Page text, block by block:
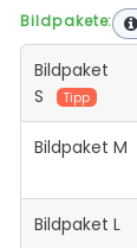
Bildpakete:
Bildpaket
S
Tipp
Bildpaket M
Bildpaket L